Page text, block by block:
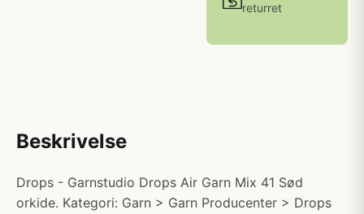
returret
Beskrivelse
Drops - Garnstudio Drops Air Garn Mix 41 Sød
orkide. Kategori: Garn > Garn Producenter > Drops